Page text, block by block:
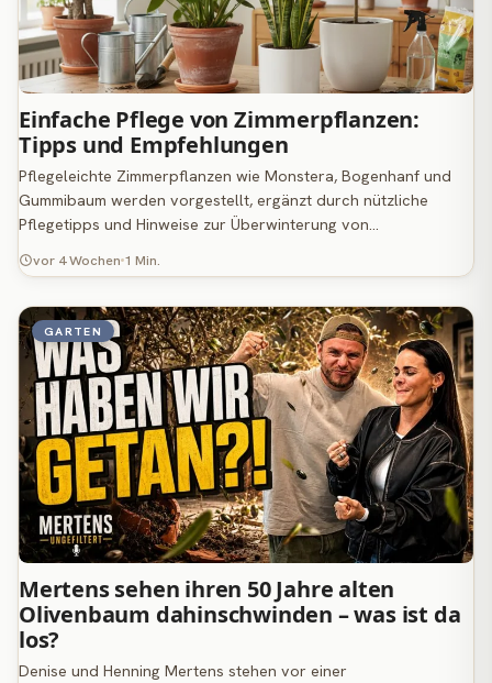
Einfache Pflege von Zimmerpflanzen:
Tipps und Empfehlungen
Pflegeleichte Zimmerpflanzen wie Monstera, Bogenhanf und
Gummibaum werden vorgestellt, ergänzt durch nützliche
Pflegetipps und Hinweise zur Überwinterung von…
vor 4 Wochen 1 Min.
GARTEN
Mertens sehen ihren 50 Jahre alten
Olivenbaum dahinschwinden – was ist da
los?
Denise und Henning Mertens stehen vor einer